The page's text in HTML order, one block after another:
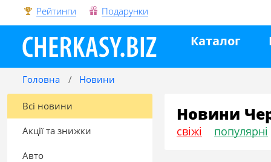
Рейтинги Подарунки
Каталог
Головна Новини
Всі новини
Акції та знижки
Авто
Новини
свіжі популярні